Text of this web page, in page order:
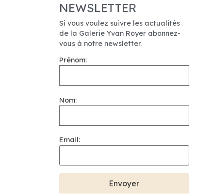
NEWSLETTER
Si vous voulez suivre les actualités
de la Galerie Yvan Royer abonnez-
vous à notre newsletter.
Prénom:
Nom:
Email: